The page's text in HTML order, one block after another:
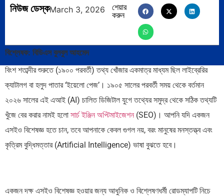
নিউজ ডেস্কMarch 3, 2026
শেয়ার
করুন
বিশ্লেষক: বিডিএস বুলবুল আহমেদ
বিংশ শতাব্দীর শুরুতে (১৯০০ পরবর্তী) তথ্য খোঁজার একমাত্র মাধ্যম ছিল লাইব্রেরির
ক্যাটালগ বা হলুদ পাতার ‘ইয়েলো পেজ’। ১৯০৫ সালের পরবর্তী সময় থেকে বর্তমান
২০২৬ সালের এই এআই (AI) চালিত ডিজিটাল যুগে তথ্যের সমুদ্র থেকে সঠিক তথ্যটি
খুঁজে বের করার নামই হলো সার্চ ইঞ্জিন অপ্টিমাইজেশন (SEO)। আপনি যদি একজন
এসইও বিশেষজ্ঞ হতে চান, তবে আপনাকে কেবল গুগল নয়, বরং মানুষের মনস্তত্ত্ব এবং
কৃত্রিম বুদ্ধিমত্তার (Artificial Intelligence) ভাষা বুঝতে হবে।
একজন দক্ষ এসইও বিশেষজ্ঞ হওয়ার জন্য আধুনিক ও বিশ্লেষণধর্মী রোডম্যাপটি নিচে